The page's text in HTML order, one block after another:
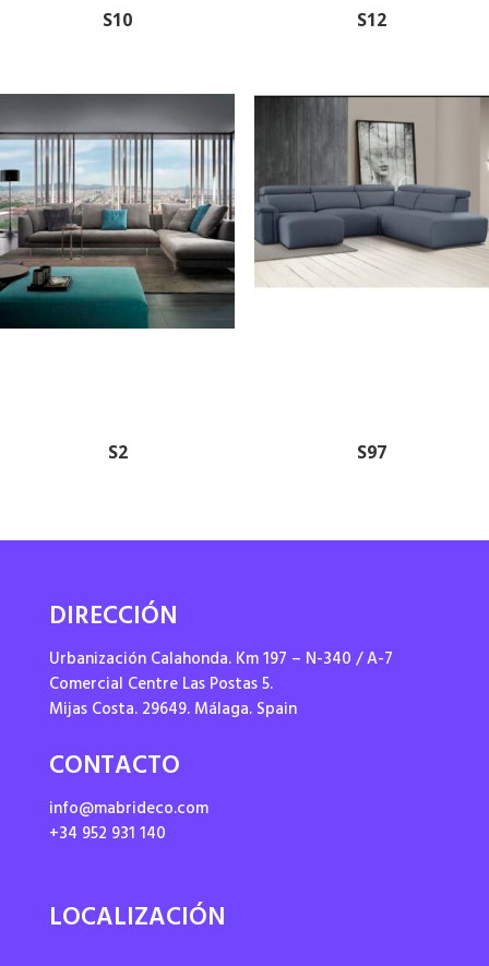
S10 S12
S2 S97
DIRECCIÓN
Urbanización Calahonda. Km 197 – N-340 / A-7
Comercial Centre Las Postas 5.
Mijas Costa. 29649. Málaga. Spain
CONTACTO
info@mabrideco.com
+34 952 931 140
LOCALIZACIÓN